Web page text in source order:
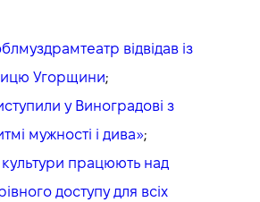
відвідав із
Угорщини;
у Виноградові з
мужності і дива»;
працюють над
доступу для всіх